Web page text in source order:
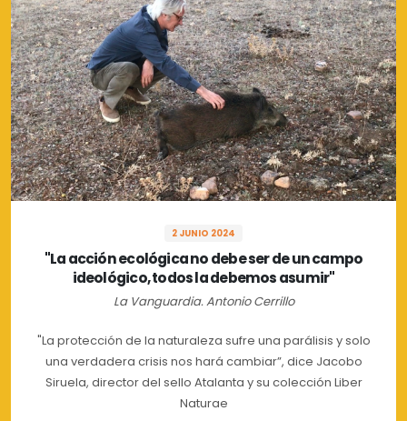
2 JUNIO 2024
"La acción ecológica no debe ser de un campo
ideológico, todos la debemos asumir"
La Vanguardia. Antonio Cerrillo
"La protección de la naturaleza sufre una parálisis y solo
una verdadera crisis nos hará cambiar”, dice Jacobo
Siruela, director del sello Atalanta y su colección Liber
Naturae